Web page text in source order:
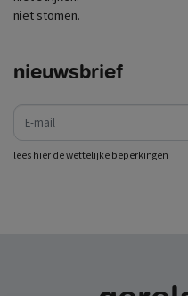
niet stomen.
nieuwsbrief
lees hier de wettelijke beperkingen